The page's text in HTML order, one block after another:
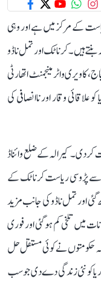
کے مرکز میں ہے اور وہی
بنتے ہیں۔ کرناٹک اور تمل ناڈو
کاویری واٹر مینجمنٹ اتھارٹی
وقار اور ناانصافی کی
دی۔ کیرالہ کے ضلع وائناڈ
سے پڑوسی ریاست کرناٹک کے
اور تمل ناڈو کی جانب مزید
میں تلخی کم ہو گئی اور فوری
حکومتوں نے کوئی مستقل حل
کو نئی زندگی دے دی جو سب